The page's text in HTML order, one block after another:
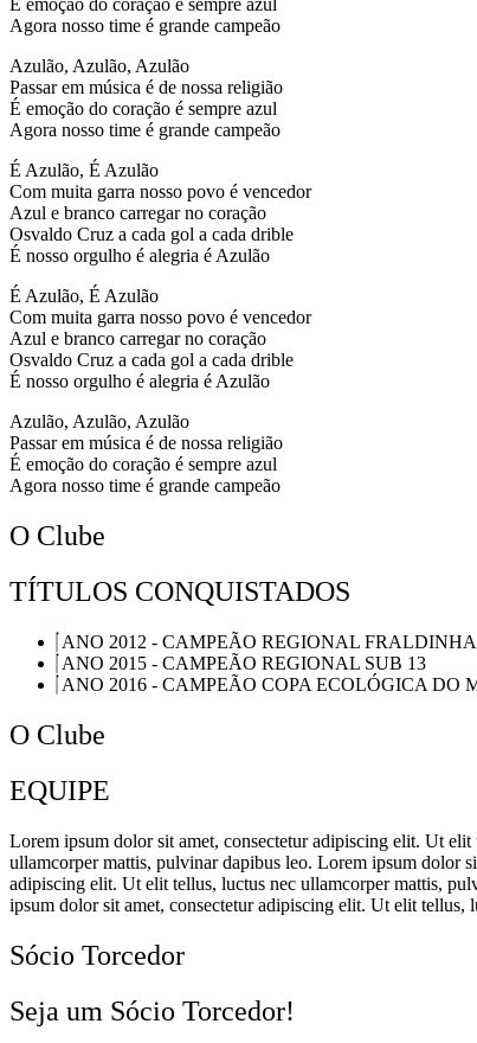
É emoção do coração é sempre azul
Agora nosso time é grande campeão
Azulão, Azulão, Azulão
Passar em música é de nossa religião
É emoção do coração é sempre azul
Agora nosso time é grande campeão
É Azulão, É Azulão
Com muita garra nosso povo é vencedor
Azul e branco carregar no coração
Osvaldo Cruz a cada gol a cada drible
É nosso orgulho é alegria é Azulão
É Azulão, É Azulão
Com muita garra nosso povo é vencedor
Azul e branco carregar no coração
Osvaldo Cruz a cada gol a cada drible
É nosso orgulho é alegria é Azulão
Azulão, Azulão, Azulão
Passar em música é de nossa religião
É emoção do coração é sempre azul
Agora nosso time é grande campeão
O Clube
TÍTULOS CONQUISTADOS
ANO 2012 - CAMPEÃO REGIONAL FRALDINHA
ANO 2015 - CAMPEÃO REGIONAL SUB 13
ANO 2016 - CAMPEÃO COPA ECOLÓGICA DO
O Clube
EQUIPE
Lorem ipsum dolor sit amet, consectetur adipiscing elit. Ut
ullamcorper mattis, pulvinar dapibus leo. Lorem ipsum dolor
adipiscing elit. Ut elit tellus, luctus nec ullamcorper mattis,
ipsum dolor sit amet, consectetur adipiscing elit. Ut elit tellus,
Sócio Torcedor
Seja um Sócio Torcedor!